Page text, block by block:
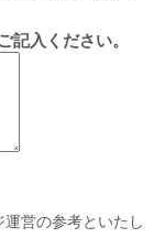
記入ください。